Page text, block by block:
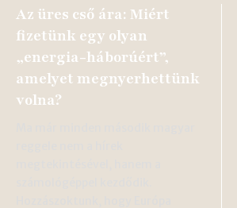
Az üres cső ára: Miért
fizetünk egy olyan
„energia-háborúért”,
amelyet megnyerhettünk
volna?